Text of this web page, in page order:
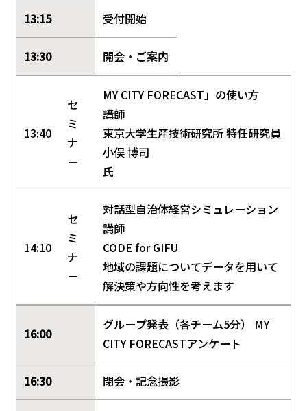
13:15 受付開始
13:30 開会・ご案内
13:40
セ
ミ
ナ
ー
MY CITY FORECAST」の使い方
講師
東京大学生産技術研究所 特任研究員
小俣 博司
氏
14:10
セ
ミ
ナ
ー
対話型自治体経営シミュレーション
講師
CODE for GIFU
地域の課題についてデータを用いて
解決策や方向性を考えます
16:00
グループ発表（各チーム5分） MY
CITY FORECASTアンケート
16:30 閉会・記念撮影